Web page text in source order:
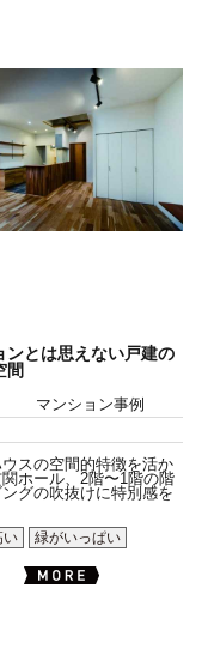
ンとは思えない戸建の
間
マンション事例
スの空間的特徴を活か
関ホール、2階〜1階の階
グの吹抜けに特別感を
い
緑がいっぱい